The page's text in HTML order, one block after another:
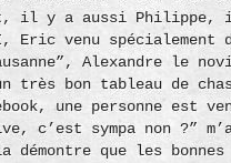
il y a aussi Philippe,
Eric venu spécialement
Alexandre le
très bon tableau de
une personne est
sympa non ?”
que les bonnes